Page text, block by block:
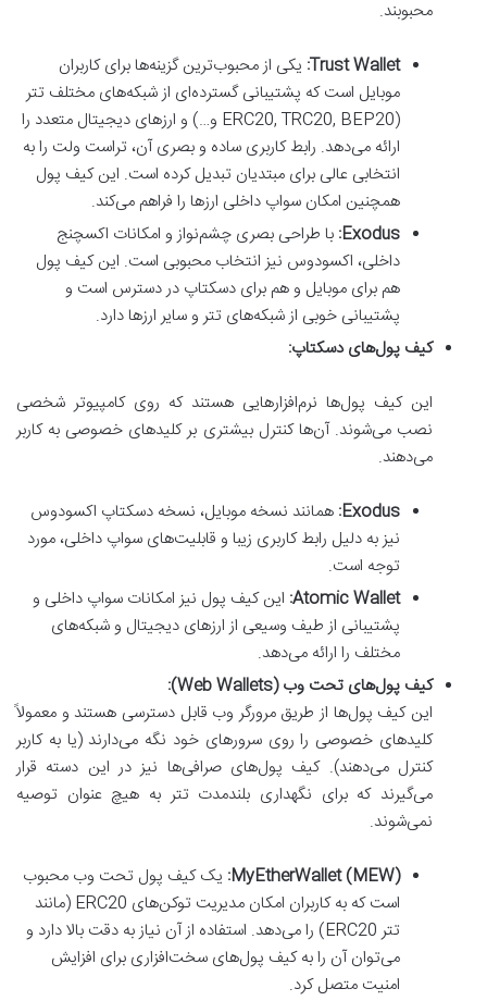
محبوبند.
Trust Wallet: یکی از محبوب‌ترین گزینه‌ها برای کاربران
موبایل است که پشتیبانی گسترده‌ای از شبکه‌های مختلف تتر
(ERC20, TRC20, BEP20 و…) و ارزهای دیجیتال متعدد را
ارائه می‌دهد. رابط کاربری ساده و بصری آن، تراست ولت را به
انتخابی عالی برای مبتدیان تبدیل کرده است. این کیف پول
همچنین امکان سواپ داخلی ارزها را فراهم می‌کند.
Exodus: با طراحی بصری چشم‌نواز و امکانات اکسچنج
داخلی، اکسودوس نیز انتخاب محبوبی است. این کیف پول
هم برای موبایل و هم برای دسکتاپ در دسترس است و
پشتیبانی خوبی از شبکه‌های تتر و سایر ارزها دارد.
کیف پول‌های دسکتاپ:
این کیف پول‌ها نرم‌افزارهایی هستند که روی کامپیوتر شخصی
نصب می‌شوند. آن‌ها کنترل بیشتری بر کلیدهای خصوصی به کاربر
می‌دهند.
Exodus: همانند نسخه موبایل، نسخه دسکتاپ اکسودوس
نیز به دلیل رابط کاربری زیبا و قابلیت‌های سواپ داخلی، مورد
توجه است.
Atomic Wallet: این کیف پول نیز امکانات سواپ داخلی و
پشتیبانی از طیف وسیعی از ارزهای دیجیتال و شبکه‌های
مختلف را ارائه می‌دهد.
کیف پول‌های تحت وب (Web Wallets):
این کیف پول‌ها از طریق مرورگر وب قابل دسترسی هستند و معمولاً
کلیدهای خصوصی را روی سرورهای خود نگه می‌دارند (یا به کاربر
کنترل می‌دهند). کیف پول‌های صرافی‌ها نیز در این دسته قرار
می‌گیرند که برای نگهداری بلندمدت تتر به هیچ عنوان توصیه
نمی‌شوند.
MyEtherWallet (MEW): یک کیف پول تحت وب محبوب
است که به کاربران امکان مدیریت توکن‌های ERC20 (مانند
تتر ERC20) را می‌دهد. استفاده از آن نیاز به دقت بالا دارد و
می‌توان آن را به کیف پول‌های سخت‌افزاری برای افزایش
امنیت متصل کرد.